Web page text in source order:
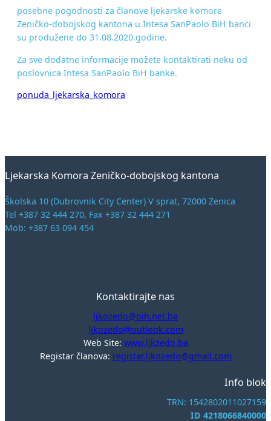
posebne pogodnosti za članove ljekarske komore
Zeničko-dobojskog kantona u Intesa SanPaolo BiH banci
su produžene do 31.08.2020.godine.
Za sve dodatne informacije možete kontaktirati neku od
poslovnica Intesa SanPaolo BiH banke.
ponuda_ljekarska_komora
Ljekarska Komora Zeničko-dobojskog kantona
Školska 10 (Dubrovnik City Center) V sprat, 72000 Zenica
Tel +387 32 444 270, Fax +387 32 444 271
Mob: +387 63 094 454
Kontaktirajte nas
ljkozedo@bih.net.ba
ljkozedo@outlook.com
Web Site: www.ljkzedo.ba
Registar članova: registar.ljkozedo@gmail.com
Info blok
TRN: 1542802011027159
ID 4218066840000